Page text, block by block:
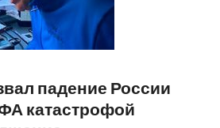
падение России
катастрофой